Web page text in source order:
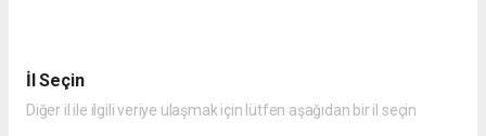
İl Seçin
Diğer il ile ilgili veriye ulaşmak için lütfen aşağıdan bir il seçin